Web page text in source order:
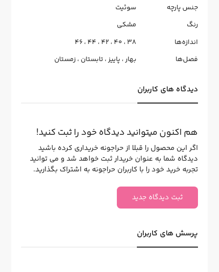
جنس پارچه
سوئیت
رنگ
مشکی
اندازه‌ها
38 ، 40 ، 42 ، 44 ،46
فصل‌ها
بهار، پاییز،تابستان ، زمستان
دیدگاه های کاربران
هم اکنون میتوانید دیدگاه خود را ثبت کنید!
اگر این محصول را قبلا از حراجونه خریداری کرده باشید
دیدگاه شما به عنوان خریدار ثبت خواهد شد و می توانید
تجربه خرید خود را با کاربران حراجونه به اشتراک بگذارید.
ثبت دیدگاه جدید
پرسش های کاربران